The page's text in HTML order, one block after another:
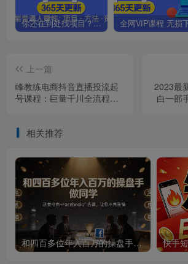
你还在到处找项目？还在当韭菜？我靠卖项目一个月收入5万+，曾经我也是个失败者。
上一篇
峰教练电商抖音直播投流起
号课程：巨量千川全流程投
2023最
白一部
相关推荐
和四百多位年入百万的操盘手做同学——这套电商+Facebook广告课，让你不再靠猜【原创双语字幕】